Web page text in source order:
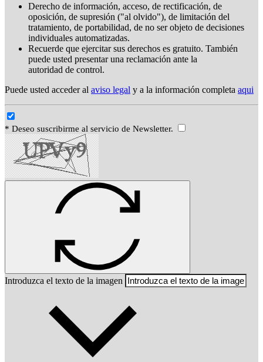
Derecho de información, acceso, de rectificación, de
oposición, de supresión ("al olvido"), de limitación del
tratamiento, de portabilidad, de no ser objeto de decisiones
individuales automatizadas.
Recuerde que ejercitar sus derechos es gratuito. También
puede usted presentar una reclamación ante la
autoridad de control.
Puede usted acceder al aviso legal y a la información completa aqui
* Deseo suscribirme al servicio de Newsletter.
Introduzca el texto de la imagen